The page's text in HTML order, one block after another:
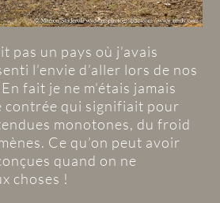
pas un pays où j’avais
l’envie d’aller lors de nos
fait je ne m’étais jamais
contrée qui signifiait pour
monotones, du froid
Ce qu’on peut avoir
quand on ne
choses !